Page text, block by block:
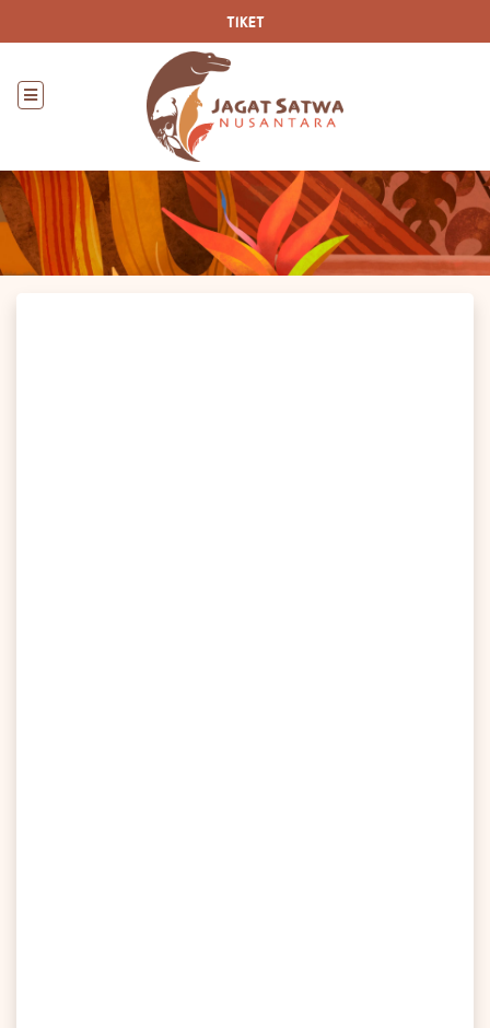
TIKET